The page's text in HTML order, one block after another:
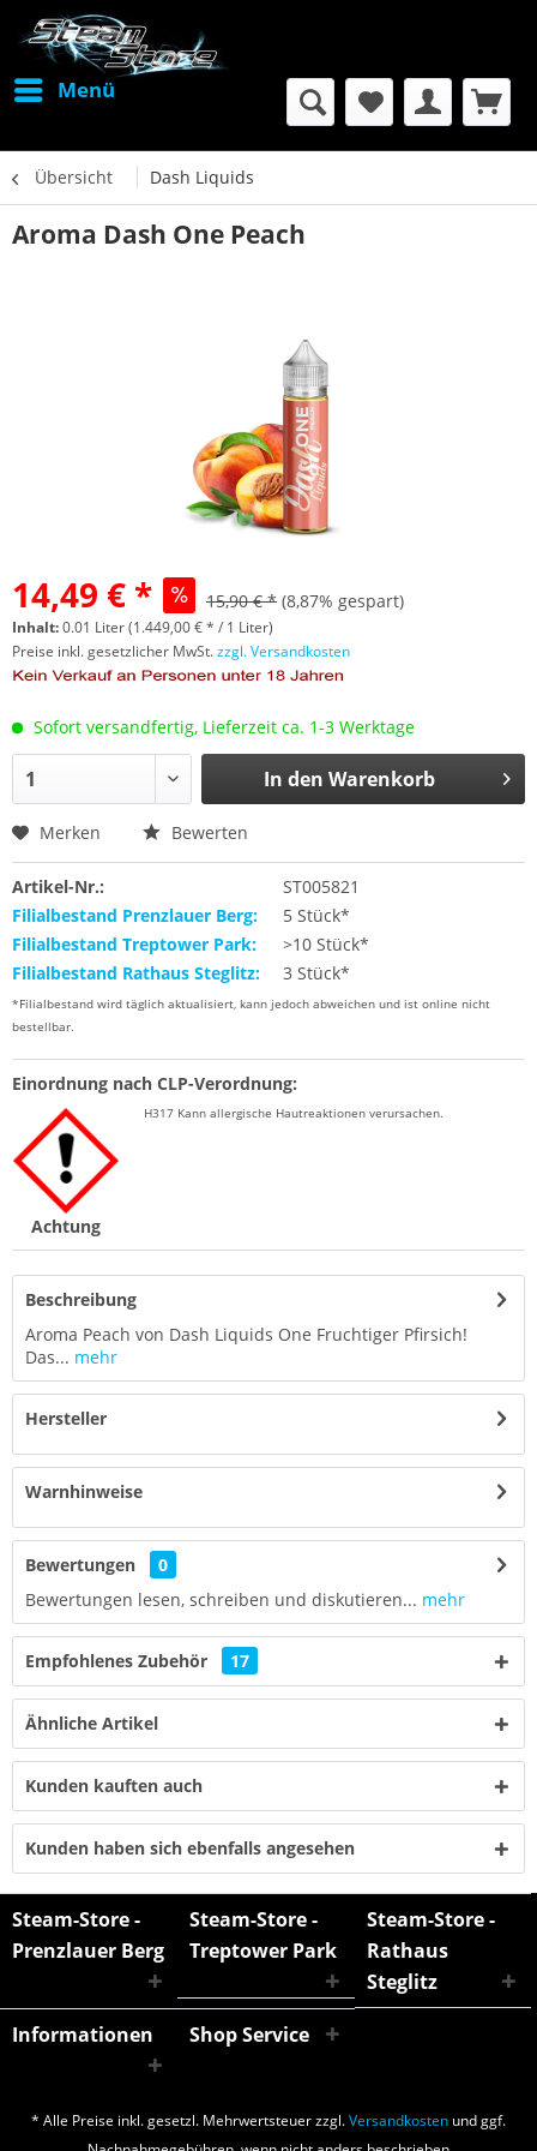
Menü
Übersicht Dash Liquids
Aroma Dash One Peach
14,49 € * 15,90 € * (8,87% gespart)
Inhalt:0.01 Liter (1.449,00 € * / 1 Liter)
Preise inkl. gesetzlicher MwSt.zzgl. Versandkosten
Sofort versandfertig, Lieferzeit ca. 1-3 Werktage
In den Warenkorb
Merken Bewerten
Artikel-Nr.:
ST005821
Filialbestand Prenzlauer Berg:
5 Stück*
Filialbestand Treptower Park:
>10 Stück*
Filialbestand Rathaus Steglitz:
3 Stück*
*Filialbestand wird täglich aktualisiert, kann jedoch abweichen und ist online nicht
bestellbar.
Einordnung nach CLP-Verordnung:
Achtung
H317 Kann allergische Hautreaktionen verursachen.
Beschreibung
Aroma Peach von Dash Liquids One Fruchtiger Pfirsich!
Das... mehr
Hersteller
Warnhinweise
Bewertungen
0
Bewertungen lesen, schreiben und diskutieren... mehr
Empfohlenes Zubehör 17
Ähnliche Artikel
Kunden kauften auch
Kunden haben sich ebenfalls angesehen
Steam-Store -
Prenzlauer Berg
Steam-Store -
Treptower Park
Steam-Store -
Rathaus
Steglitz
Informationen
Shop Service
* Alle Preise inkl. gesetzl. Mehrwertsteuer zzgl.Versandkosten und ggf.